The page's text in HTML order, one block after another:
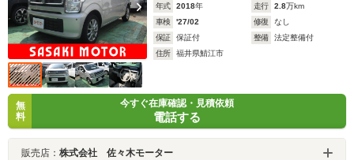
年式 2018年 走行 2.8万km
車検
'27/02 修復
なし
保証
保証付 整備
法定整備付
住所
福井県鯖江市
無
料
今すぐ在庫確認・見積依頼
電話する
販売店： 株式会社 佐々木モーター